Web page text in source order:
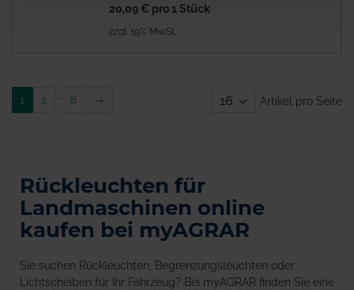
20,09 € pro 1 Stück
zzgl. 19% MwSt.
1 2 ... 8 Weiter
→ Artikel pro Seite
Rückleuchten für
Landmaschinen online
kaufen bei myAGRAR
Sie suchen Rückleuchten, Begrenzungsleuchten oder
Lichtscheiben für Ihr Fahrzeug? Bei myAGRAR finden Sie eine